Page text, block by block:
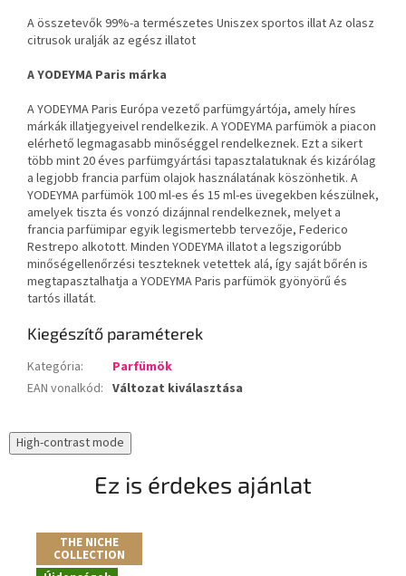
A összetevők 99%-a természetes Uniszex sportos illat Az olasz
citrusok uralják az egész illatot
A YODEYMA Paris márka
A YODEYMA Paris Európa vezető parfümgyártója, amely híres
márkák illatjegyeivel rendelkezik. A YODEYMA parfümök a piacon
elérhető legmagasabb minőséggel rendelkeznek. Ezt a sikert
több mint 20 éves parfümgyártási tapasztalatuknak és kizárólag
a legjobb francia parfüm olajok használatának köszönhetik. A
YODEYMA parfümök 100 ml-es és 15 ml-es üvegekben készülnek,
amelyek tiszta és vonzó dizájnnal rendelkeznek, melyet a
francia parfümipar egyik legismertebb tervezője, Federico
Restrepo alkotott. Minden YODEYMA illatot a legszigorúbb
minőségellenőrzési teszteknek vetettek alá, így saját bőrén is
megtapasztalhatja a YODEYMA Paris parfümök gyönyörű és
tartós illatát.
Kiegészítő paraméterek
Kategória:
Parfümök
EAN vonalkód: Változat kiválasztása
High-contrast mode
Ez is érdekes ajánlat
THE NICHE
COLLECTION